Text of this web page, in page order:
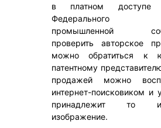
в платном доступе
Федерального
промышленной
проверить авторское
можно обратиться к
патентному
продажей можно
интернет-поисковиком и
принадлежит то
изображение.